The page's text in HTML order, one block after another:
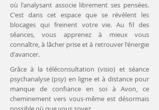
où l'analysant associe librement ses pensées.
C'est dans cet espace que se révèlent les
blocages qui freinent votre vie. Au fil des
séances, vous apprenez à mieux vous
connaître, à lâcher prise et à retrouver l'énergie
d'avancer.
Grâce à la téléconsultation (visio) et séance
psychanalyse (psy) en ligne et à distance pour
manque de confiance en soi à Avon, ce
cheminement vers vous-même est désormais